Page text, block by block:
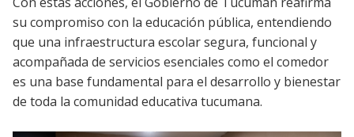
su compromiso con la educación pública, entendiendo
que una infraestructura escolar segura, funcional y
acompañada de servicios esenciales como el comedor
es una base fundamental para el desarrollo y bienestar
de toda la comunidad educativa tucumana.